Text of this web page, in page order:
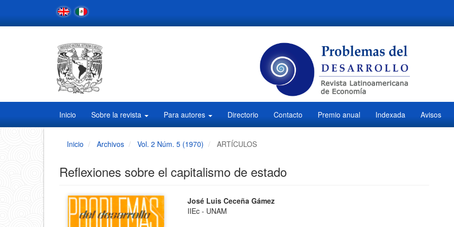
Contenido
Inicio Sobre la revista Para autores Directorio Contacto Premio anual Indexada Avisos
Inicio Archivos Vol. 2 Núm. 5 (1970) ARTÍCULOS
Reflexiones sobre el capitalismo de estado
Barra
Contenido
José Luis Ceceña Gámez
IIEc - UNAM